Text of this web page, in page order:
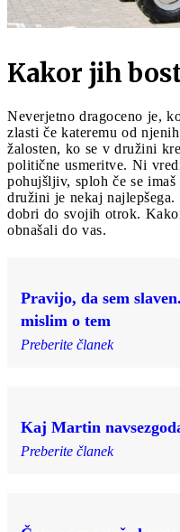
Kakor jih
Neverjetno dragoceno je,
zlasti če kateremu od
žalosten, ko se v družini
politične usmeritve. Ni
pohujšljiv, sploh če se
družini je nekaj
dobri do svojih otrok.
obnašali do vas.
Pravijo, da sem
mislim o tem
Preberite članek
Kaj Martin
Preberite članek